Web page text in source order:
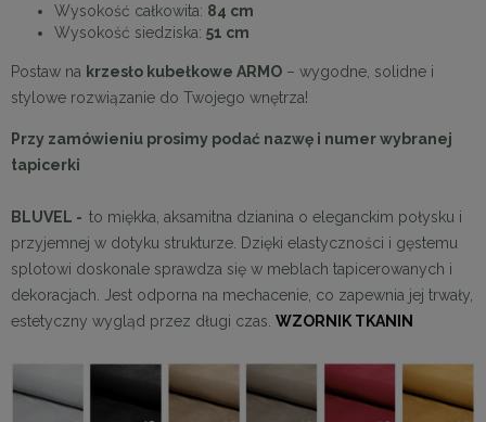
Wysokość całkowita: 84 cm
Wysokość siedziska: 51 cm
Postaw na krzesło kubełkowe ARMO – wygodne, solidne i
stylowe rozwiązanie do Twojego wnętrza!
Przy zamówieniu prosimy podać nazwę i numer wybranej
tapicerki
BLUVEL - to miękka, aksamitna dzianina o eleganckim połysku i
przyjemnej w dotyku strukturze. Dzięki elastyczności i gęstemu
splotowi doskonale sprawdza się w meblach tapicerowanych i
dekoracjach. Jest odporna na mechacenie, co zapewnia jej trwały,
estetyczny wygląd przez długi czas. WZORNIK TKANIN